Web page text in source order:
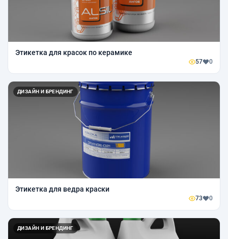
Этикетка для красок по керамике
57 0
ДИЗАЙН И БРЕНДИНГ
Этикетка для ведра краски
73 0
ДИЗАЙН И БРЕНДИНГ